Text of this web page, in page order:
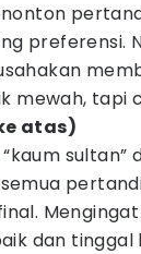
preferensi.
mewah, tapi
atas)
sultan”
dan tinggal